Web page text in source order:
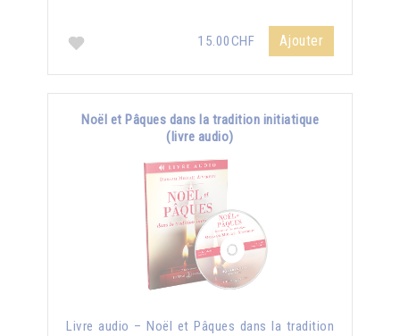
15.00CHF Ajouter
Noël et Pâques dans la tradition initiatique
(livre audio)
Livre audio – Noël et Pâques dans la tradition